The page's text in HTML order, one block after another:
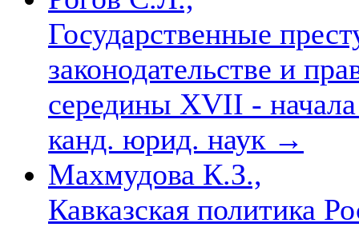
Государственные
законодательстве и
середины XVII -
канд. юрид. наук →
Махмудова К.З.,
Кавказская политика